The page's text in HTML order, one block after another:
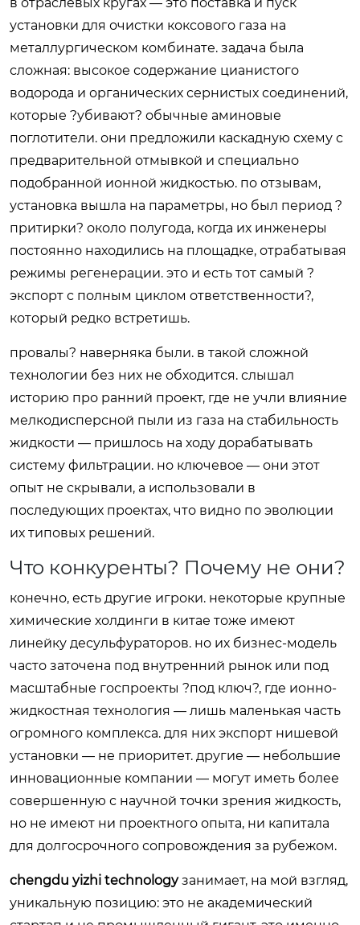
установки для очистки коксового газа на
металлургическом комбинате. задача была
сложная: высокое содержание цианистого
водорода и органических сернистых соединений,
которые ?убивают? обычные аминовые
поглотители. они предложили каскадную схему с
предварительной отмывкой и специально
подобранной ионной жидкостью. по отзывам,
установка вышла на параметры, но был период ?
притирки? около полугода, когда их инженеры
постоянно находились на площадке, отрабатывая
режимы регенерации. это и есть тот самый ?
экспорт с полным циклом ответственности?,
который редко встретишь.
провалы? наверняка были. в такой сложной
технологии без них не обходится. слышал
историю про ранний проект, где не учли влияние
мелкодисперсной пыли из газа на стабильность
жидкости — пришлось на ходу дорабатывать
систему фильтрации. но ключевое — они этот
опыт не скрывали, а использовали в
последующих проектах, что видно по эволюции
их типовых решений.
Что конкуренты? Почему не они?
конечно, есть другие игроки. некоторые крупные
химические холдинги в китае тоже имеют
линейку десульфураторов. но их бизнес-модель
часто заточена под внутренний рынок или под
масштабные госпроекты ?под ключ?, где ионно-
жидкостная технология — лишь маленькая часть
огромного комплекса. для них экспорт нишевой
установки — не приоритет. другие — небольшие
инновационные компании — могут иметь более
совершенную с научной точки зрения жидкость,
но не имеют ни проектного опыта, ни капитала
для долгосрочного сопровождения за рубежом.
chengdu yizhi technologyзанимает, на мой взгляд,
уникальную позицию: это не академический